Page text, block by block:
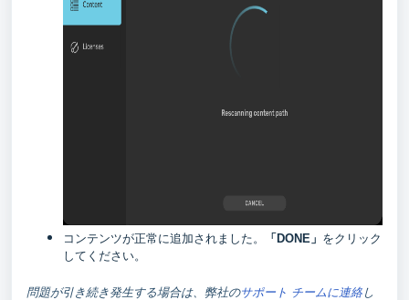
コンテンツが正常に追加されました。 「DONE」 をクリック
してください。
問題が引き続き発生する場合は、弊社のサポート チームに連絡 し